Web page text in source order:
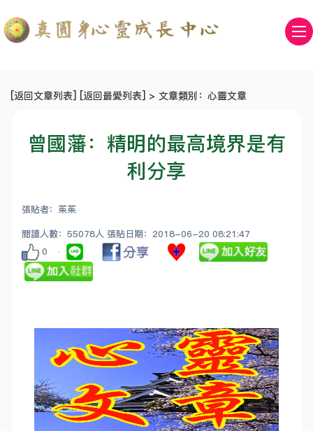
[返回文章列表] [返回最愛列表] > 文章類別：心靈文章
曾國藩：精明的最高境界是有
利分享
張貼者：茱茱
閱讀人數：55078人 張貼日期：2018-06-20 08:21:47
0